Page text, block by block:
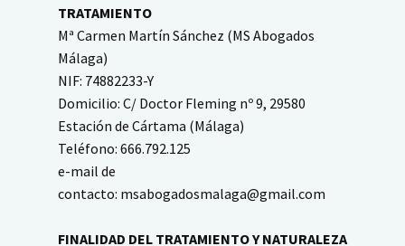
TRATAMIENTO
Mª Carmen Martín Sánchez (MS Abogados
Málaga)
NIF: 74882233-Y
Domicilio: C/ Doctor Fleming nº 9, 29580
Estación de Cártama (Málaga)
Teléfono: 666.792.125
e-mail de
contacto: msabogadosmalaga@gmail.com
FINALIDAD DEL TRATAMIENTO Y NATURALEZA